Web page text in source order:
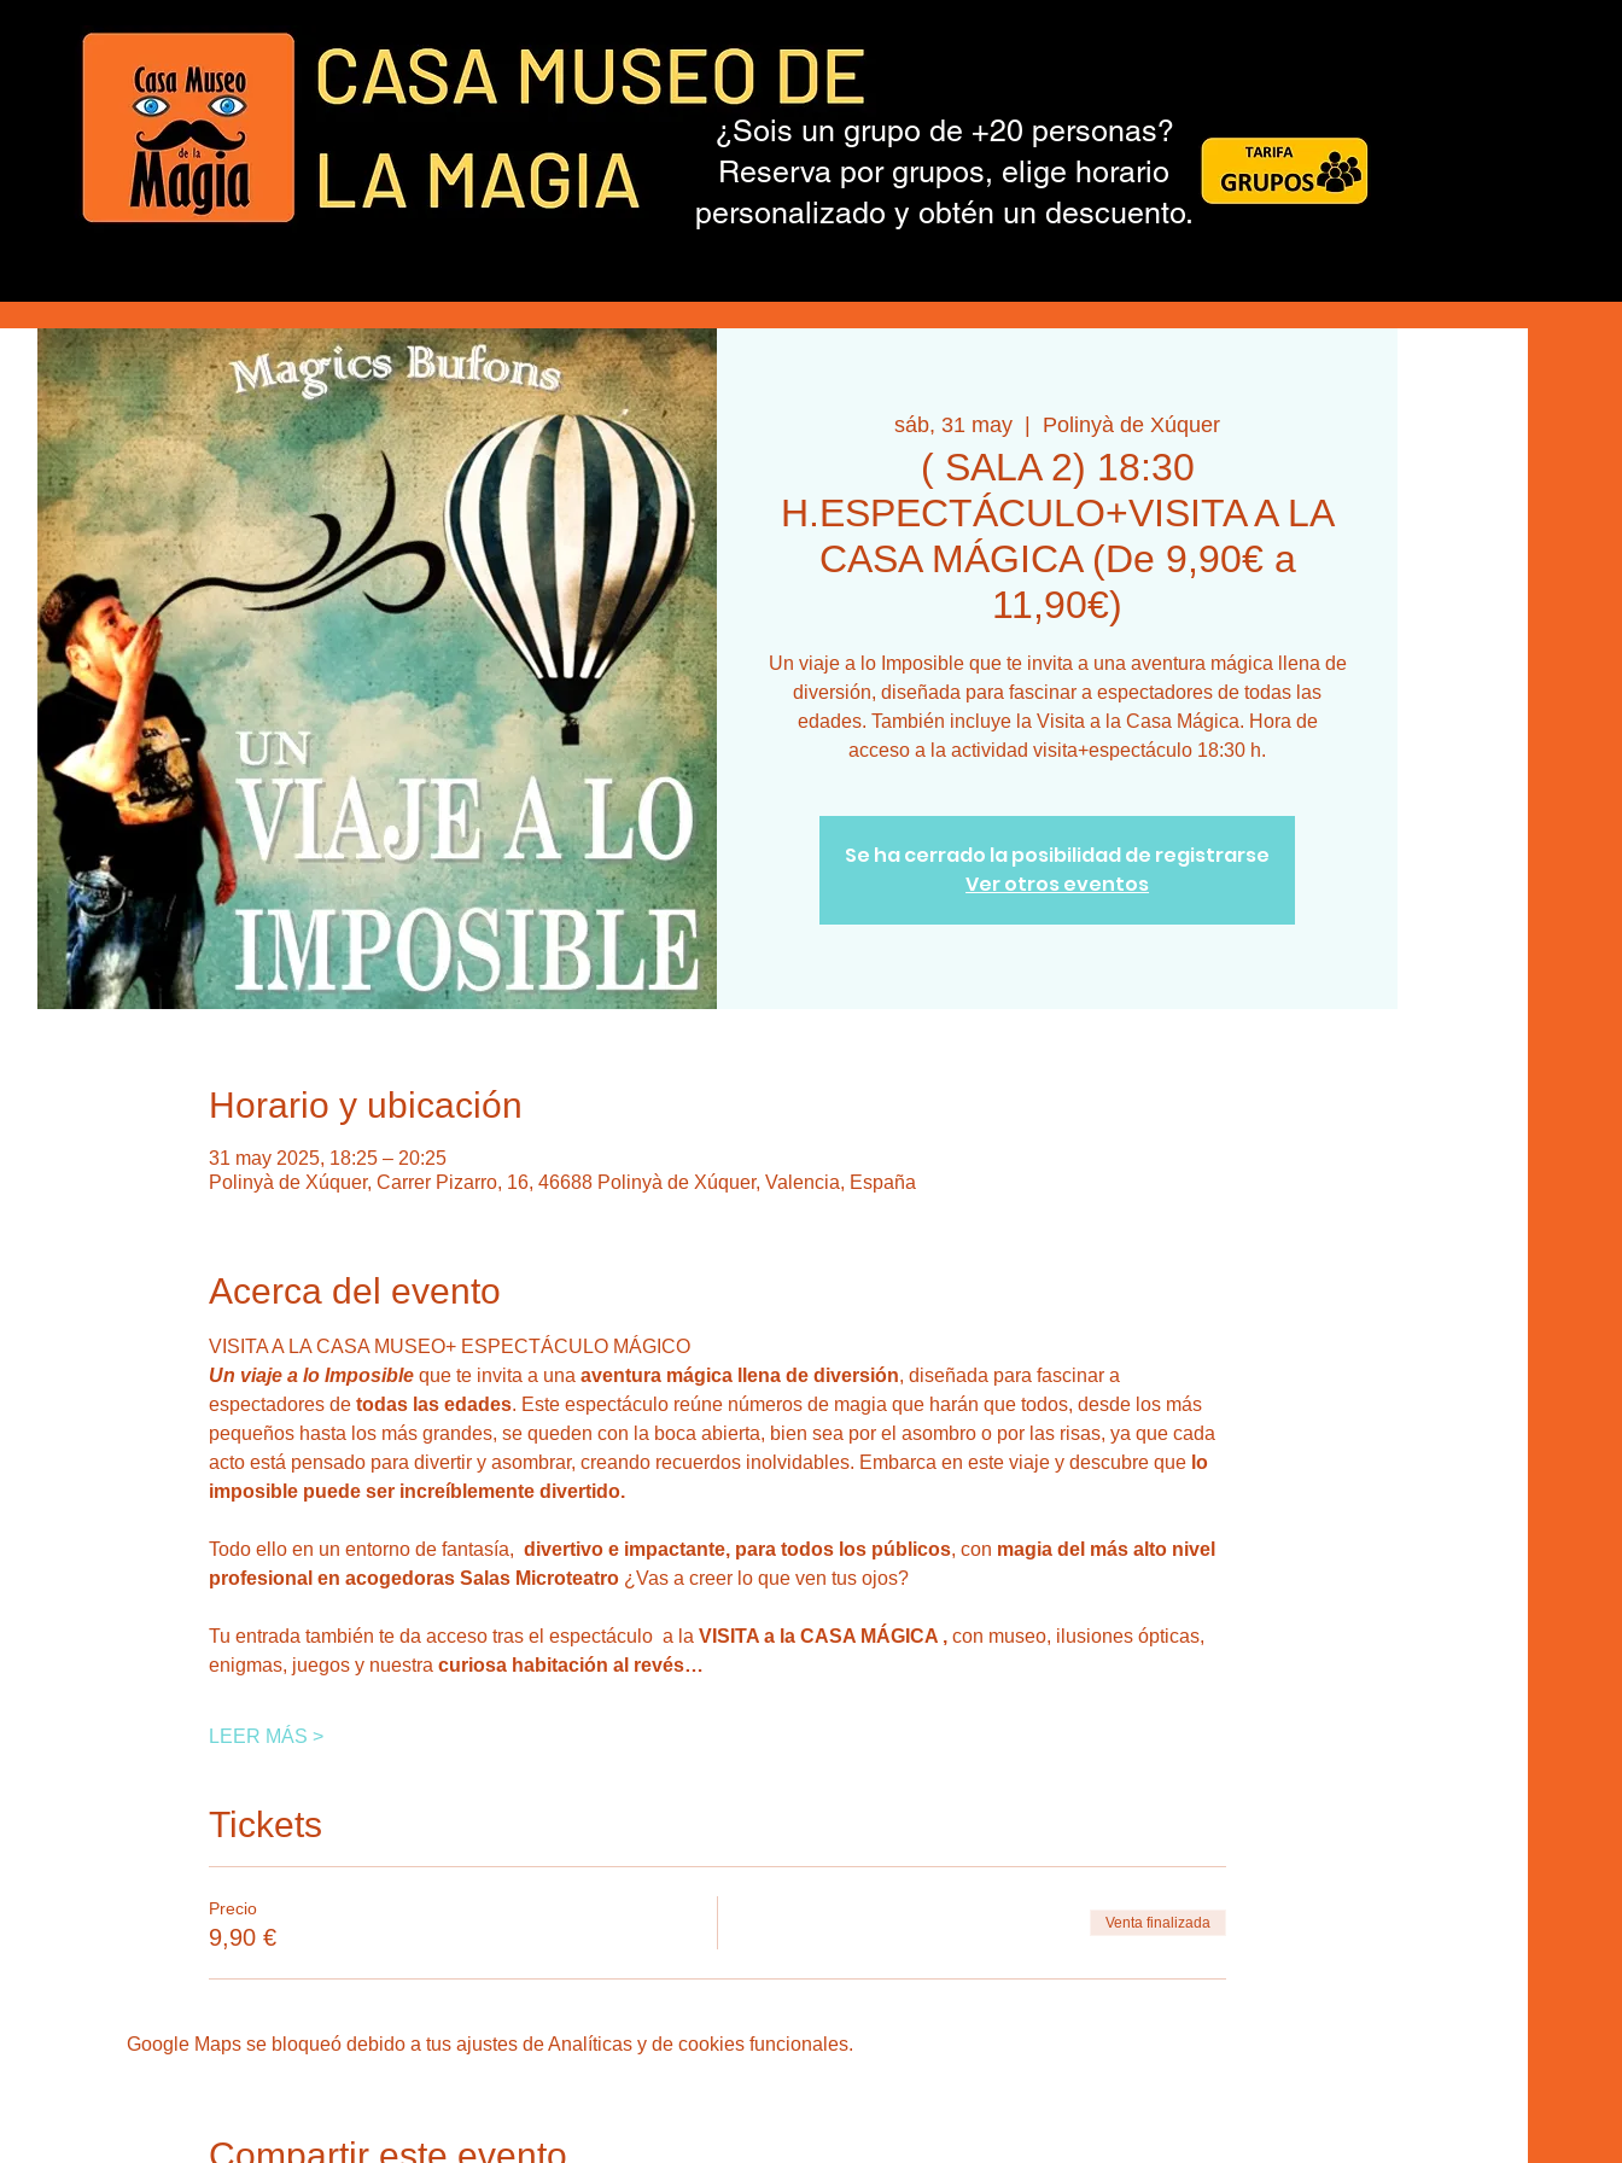
¿Sois un grupo de +20 personas?
Reserva por grupos, elige horario
personalizado y obtén un descuento.
sáb, 31 may Polinyà de Xúquer
( SALA 2) 18:30
H.ESPECTÁCULO+VISITA A LA
CASA MÁGICA (De 9,90€ a
11,90€)
Un viaje a lo Imposible que te invita a una aventura mágica llena de
diversión, diseñada para fascinar a espectadores de todas las
edades. También incluye la Visita a la Casa Mágica. Hora de
acceso a la actividad visita+espectáculo 18:30 h.
Se ha cerrado la posibilidad de registrarse
Ver otros eventos
Horario y ubicación
31 may 2025, 18:25 – 20:25
Polinyà de Xúquer, Carrer Pizarro, 16, 46688 Polinyà de Xúquer, Valencia, España
Acerca del evento
VISITA A LA CASA MUSEO+ ESPECTÁCULO MÁGICO
Un viaje a lo Imposible que te invita a una aventura mágica llena de diversión, diseñada para fascinar a
espectadores de todas las edades. Este espectáculo reúne números de magia que harán que todos, desde los más
pequeños hasta los más grandes, se queden con la boca abierta, bien sea por el asombro o por las risas, ya que cada
acto está pensado para divertir y asombrar, creando recuerdos inolvidables. Embarca en este viaje y descubre que lo
imposible puede ser increíblemente divertido.
Todo ello en un entorno de fantasía, divertivo e impactante, para todos los públicos, con magia del más alto nivel
profesional en acogedoras Salas Microteatro ¿Vas a creer lo que ven tus ojos?
Tu entrada también te da acceso tras el espectáculo  a la VISITA a la CASA MÁGICA , con museo, ilusiones ópticas,
enigmas, juegos y nuestra curiosa habitación al revés…
LEER MÁS >
Tickets
Precio
9,90 €
Venta finalizada
Google Maps se bloqueó debido a tus ajustes de Analíticas y de cookies funcionales.
Compartir este evento